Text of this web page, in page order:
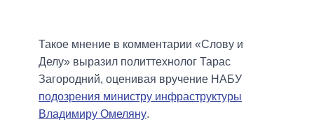
Такое мнение в комментарии «Слову и
Делу» выразил политтехнолог Тарас
Загородний, оценивая вручение НАБУ
подозрения министру инфраструктуры
Владимиру Омеляну.